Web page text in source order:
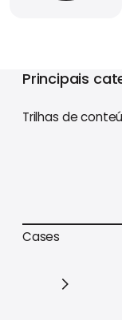
Principais
Trilhas de
Trilhas de
Cases